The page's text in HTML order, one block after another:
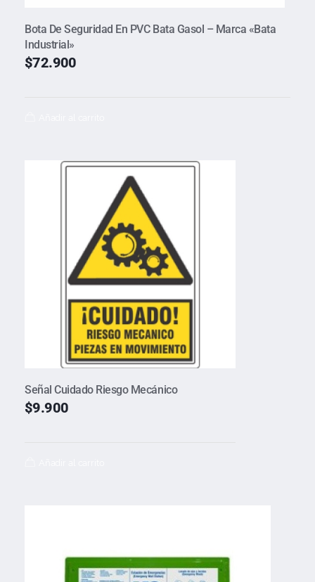
Bota De Seguridad En PVC Bata Gasol – Marca «Bata
Industrial»
$72.900
Señal Cuidado Riesgo Mecánico
$9.900